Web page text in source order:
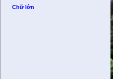
Chữ lớn